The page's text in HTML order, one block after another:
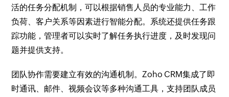
活的任务分配机制，可以根据销售人员的专业能力、工作
负荷、客户关系等因素进行智能分配。系统还提供任务跟
踪功能，管理者可以实时了解任务执行进度，及时发现问
题并提供支持。
团队协作需要建立有效的沟通机制。Zoho CRM集成了即
时通讯、邮件、视频会议等多种沟通工具，支持团队成员